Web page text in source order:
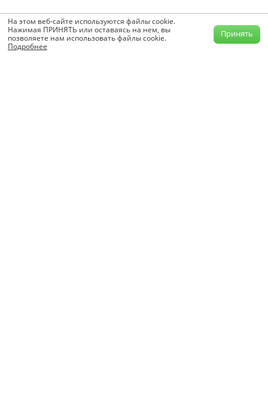
На этом веб-сайте используются файлы cookie.
Нажимая ПРИНЯТЬ или оставаясь на нем, вы
позволяете нам использовать файлы cookie.
Подробнее
Принять